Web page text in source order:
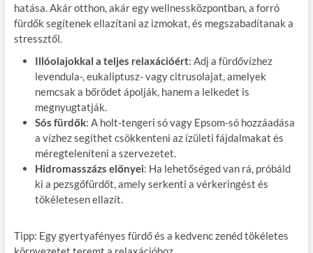
hatása. Akár otthon, akár egy wellnessközpontban, a forró
fürdők segítenek ellazítani az izmokat, és megszabadítanak a
stressztől.
Illóolajokkal a teljes relaxációért: Adj a fürdővízhez
levendula-, eukaliptusz- vagy citrusolajat, amelyek
nemcsak a bőrödet ápolják, hanem a lelkedet is
megnyugtatják.
Sós fürdők: A holt-tengeri só vagy Epsom-só hozzáadása
a vízhez segíthet csökkenteni az ízületi fájdalmakat és
méregteleníteni a szervezetet.
Hidromasszázs előnyei: Ha lehetőséged van rá, próbáld
ki a pezsgőfürdőt, amely serkenti a vérkeringést és
tökéletesen ellazít.
Tipp: Egy gyertyafényes fürdő és a kedvenc zenéd tökéletes